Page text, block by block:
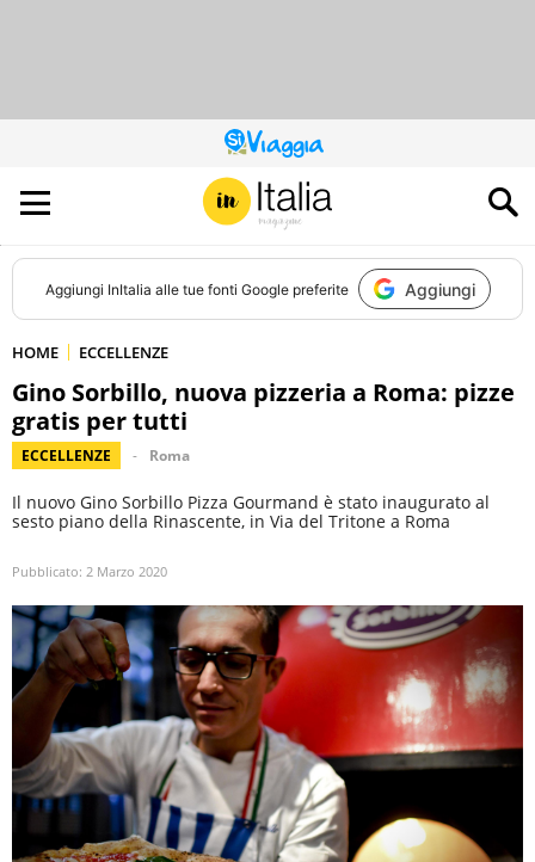
QUESTO
SITO
CONTRIBUISCE
ALL’AUDIENCE
DI
Aggiungi InItalia alle tue fonti Google preferite Aggiungi
HOME ECCELLENZE
Gino Sorbillo, nuova pizzeria a Roma: pizze
gratis per tutti
ECCELLENZE Roma
Il nuovo Gino Sorbillo Pizza Gourmand è stato inaugurato al
sesto piano della Rinascente, in Via del Tritone a Roma
Pubblicato: 2 Marzo 2020